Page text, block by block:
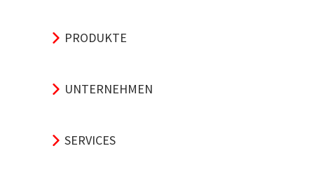
PRODUKTE
UNTERNEHMEN
SERVICES